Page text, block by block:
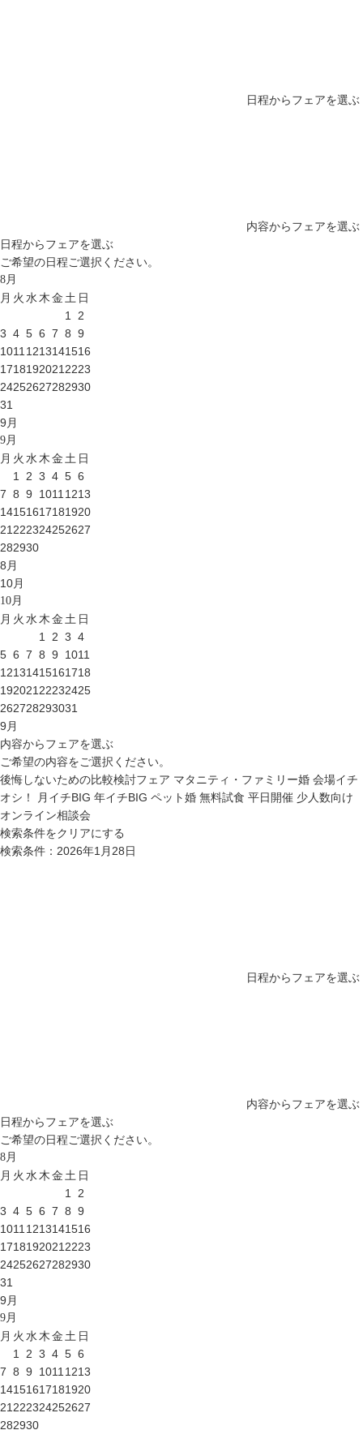
日程からフェアを選ぶ
内容からフェアを選ぶ
日程からフェアを選ぶ
ご希望の日程ご選択ください。
8 月
月 火 水 木金 土 日
1
2
3 4 5 6 7 8 9
1011 1213141516
1718192021 2223
24252627282930
31
9 月
9 月
月 火 水 木金 土 日
1
2 3 4 5 6
7 8 9 1011 1213
14151617181920
21 222324252627
282930
8 月
10月
10 月
月 火 水 木金 土 日
1
2 3 4
5 6 7 8 9 1011
12131415161718
192021 22232425
262728293031
9 月
内容からフェアを選ぶ
ご希望の内容をご選択ください。
後悔しないための比較検討フェア マタニティ・ファミリー婚 会場イチ
オシ！
月イチBIG 年イチBIG ペット婚 無料試食 平日開催 少人数向け
オンライン相談会
検索条件をクリアにする
検索条件：2026年1月28日
日程からフェアを選ぶ
内容からフェアを選ぶ
日程からフェアを選ぶ
ご希望の日程ご選択ください。
8 月
月 火 水 木金 土 日
1
2
3 4 5 6 7 8 9
1011 1213141516
1718192021 2223
24252627282930
31
9 月
9 月
月 火 水 木金 土 日
1
2 3 4 5 6
7 8 9 1011 1213
14151617181920
21 222324252627
282930